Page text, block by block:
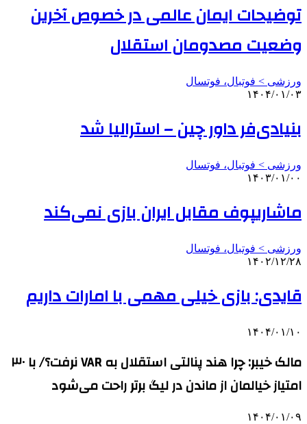
توضیحات ایمان عالمی در خصوص آخرین
وضعیت مصدومان استقلال
ورزشی > فوتبال، فوتسال
۱۴۰۴/۰۱/۰۳
بنیادی‌فر داور چین – استرالیا شد
ورزشی > فوتبال، فوتسال
۱۴۰۳/۰۱/۰۰
ماشاریپوف مقابل ایران بازی نمی‌کند
ورزشی > فوتبال، فوتسال
۱۴۰۲/۱۲/۲۸
قایدی: بازی خیلی مهمی با امارات داریم
۱۴۰۴/۰۱/۱۰
مالک خیبر: چرا هند پنالتی استقلال به VAR نرفت؟/ با ۳۰
امتیاز خیالمان از ماندن در لیگ برتر راحت می‌شود
۱۴۰۴/۰۱/۰۹